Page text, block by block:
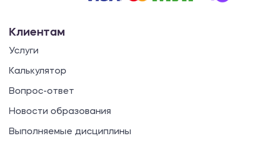
Клиентам
Услуги
Калькулятор
Вопрос-ответ
Новости образования
Выполняемые дисциплины